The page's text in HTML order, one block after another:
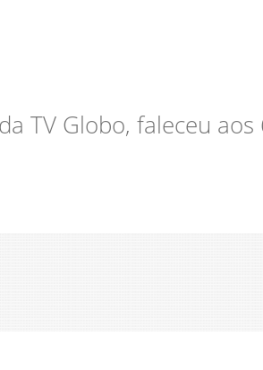
TV Globo, faleceu aos